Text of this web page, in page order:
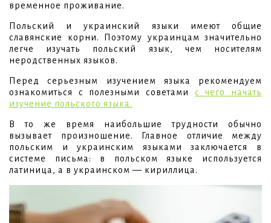
временное проживание.
Польский и украинский языки имеют общие
славянские корни. Поэтому украинцам значительно
легче изучать польский язык, чем носителям
неродственных языков.
Перед серьезным изучением языка рекомендуем
ознакомиться с полезными советами с чего начать
изучение польского языка.
В то же время наибольшие трудности обычно
вызывает произношение. Главное отличие между
польским и украинским языками заключается в
системе письма: в польском языке используется
латиница, а в украинском — кириллица.